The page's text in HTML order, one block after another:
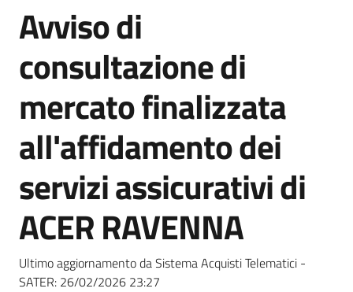
Bandi
e
di
Supporto
Piattaforme
telematiche
Salta al contenuto
Avviso di
consultazione di
mercato finalizzata
all'affidamento dei
servizi assicurativi di
ACER RAVENNA
Ultimo aggiornamento da Sistema Acquisti Telematici -
SATER: 26/02/2026 23:27